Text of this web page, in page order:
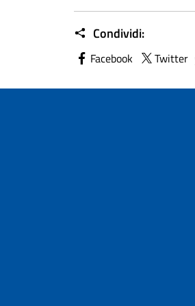
Condividi:
Facebook Twitter